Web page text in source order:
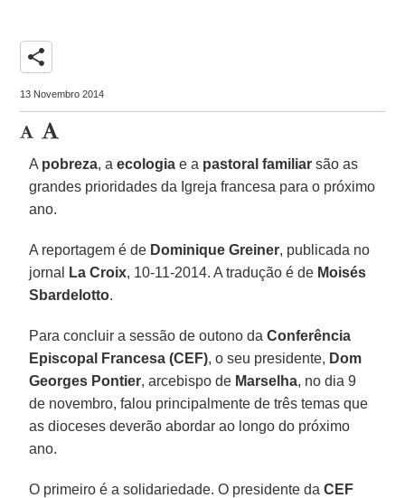
share
13 Novembro 2014
A pobreza, aecologia e a pastoral familiar são as
grandes prioridades da Igreja francesa para o próximo
ano.
A reportagem é de Dominique Greiner, publicada no
jornal
La Croix, 10-11-2014. A tradução é de Moisés
Sbardelotto.
Para concluir a sessão de outono daConferência
Episcopal Francesa (CEF), o seu presidente, Dom
Georges Pontier, arcebispo de Marselha, no dia 9
de novembro, falou principalmente de três temas que
as dioceses deverão abordar ao longo do próximo
ano.
O primeiro é a solidariedade. O presidente daCEF